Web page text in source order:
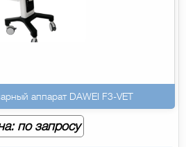
аппарат DAWEI F3-VET
по запросу